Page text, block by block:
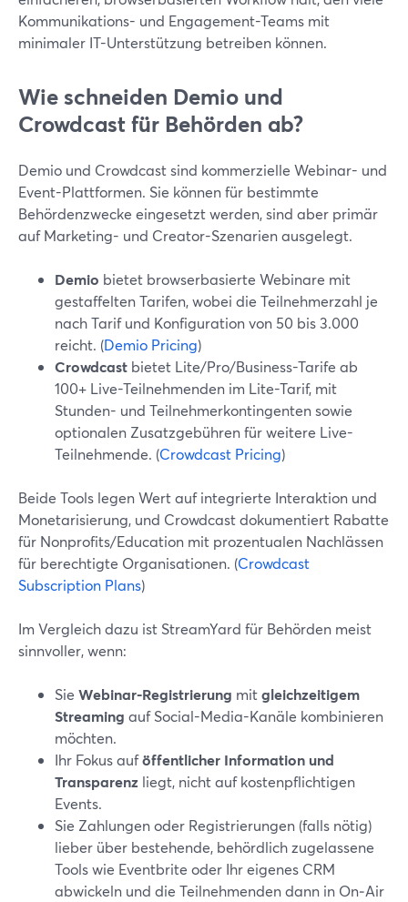
Kommunikations- und Engagement-Teams mit
minimaler IT-Unterstützung betreiben können.
Wie schneiden Demio und
Crowdcast für Behörden ab?
Demio und Crowdcast sind kommerzielle Webinar- und
Event-Plattformen. Sie können für bestimmte
Behördenzwecke eingesetzt werden, sind aber primär
auf Marketing- und Creator-Szenarien ausgelegt.
Demio bietet browserbasierte Webinare mit
gestaffelten Tarifen, wobei die Teilnehmerzahl je
nach Tarif und Konfiguration von 50 bis 3.000
reicht. (Demio Pricing)
Crowdcast bietet Lite/Pro/Business-Tarife ab
100+ Live-Teilnehmenden im Lite-Tarif, mit
Stunden- und Teilnehmerkontingenten sowie
optionalen Zusatzgebühren für weitere Live-
Teilnehmende. (Crowdcast Pricing)
Beide Tools legen Wert auf integrierte Interaktion und
Monetarisierung, und Crowdcast dokumentiert Rabatte
für Nonprofits/Education mit prozentualen Nachlässen
für berechtigte Organisationen. (Crowdcast
Subscription Plans)
Im Vergleich dazu ist StreamYard für Behörden meist
sinnvoller, wenn:
Sie Webinar-Registrierung mitgleichzeitigem
Streaming auf Social-Media-Kanäle kombinieren
möchten.
Ihr Fokus auföffentlicher Information und
Transparenz liegt, nicht auf kostenpflichtigen
Events.
Sie Zahlungen oder Registrierungen (falls nötig)
lieber über bestehende, behördlich zugelassene
Tools wie Eventbrite oder Ihr eigenes CRM
abwickeln und die Teilnehmenden dann in On‑Air